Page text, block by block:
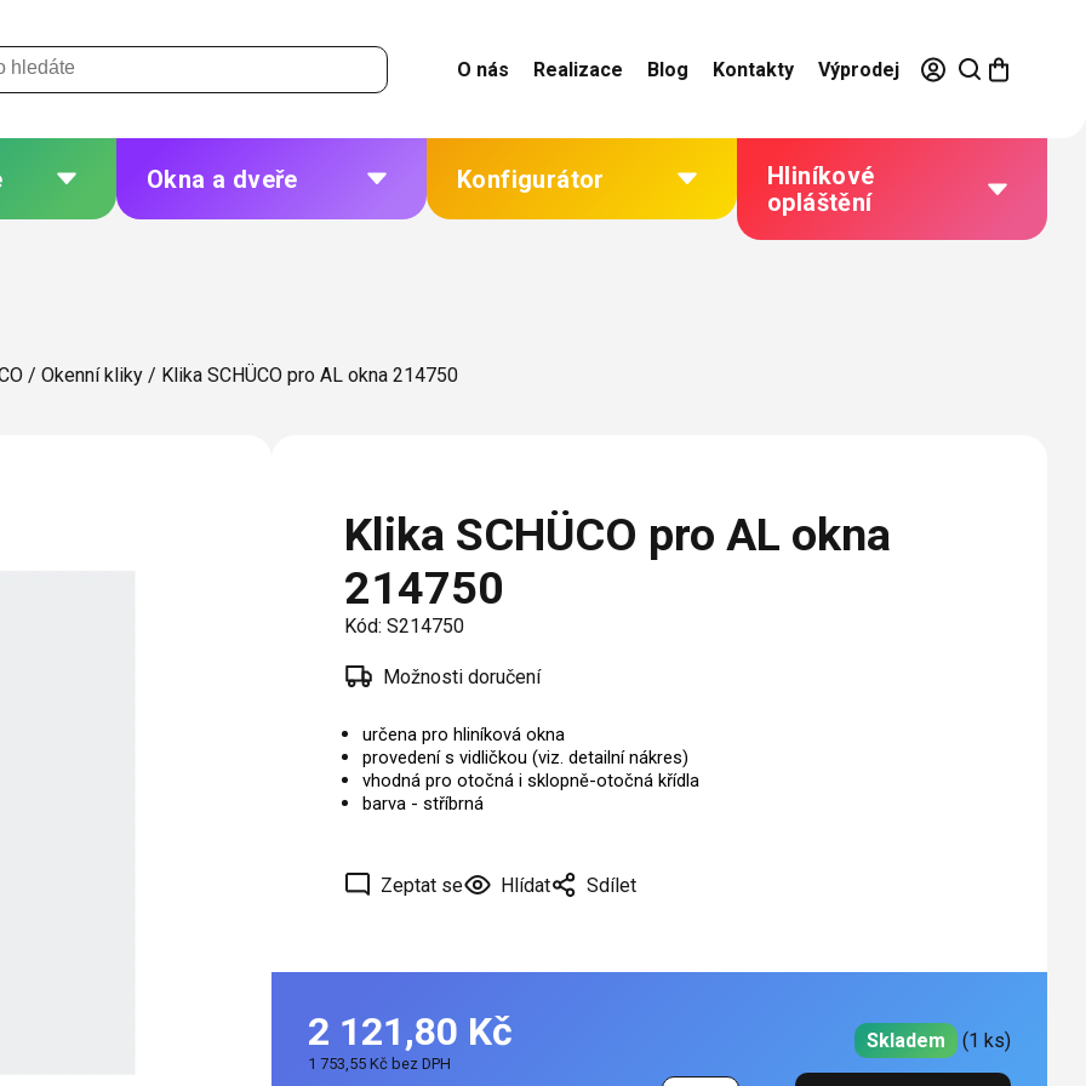
O nás Realizace Blog Kontakty Výprodej
/
Okna a dveře
Ocelová okna a dveře
Konfigurátor
Hliníkové
opláštění
/ Okenní kliky / Klika SCHÜCO pro AL okna 214750
Klika SCHÜCO pro AL okna
214750
Kód: S214750
Možnosti doručení
určena pro hliníková okna
provedení s vidličkou (viz. detailní nákres)
vhodná pro otočná i sklopně-otočná křídla
barva - stříbrná
Zeptat se Hlídat Sdílet
2 121,80 Kč
1 753,55 Kč bez DPH
Skladem (1 ks)